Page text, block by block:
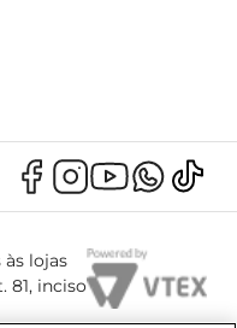
lojas
81, inciso